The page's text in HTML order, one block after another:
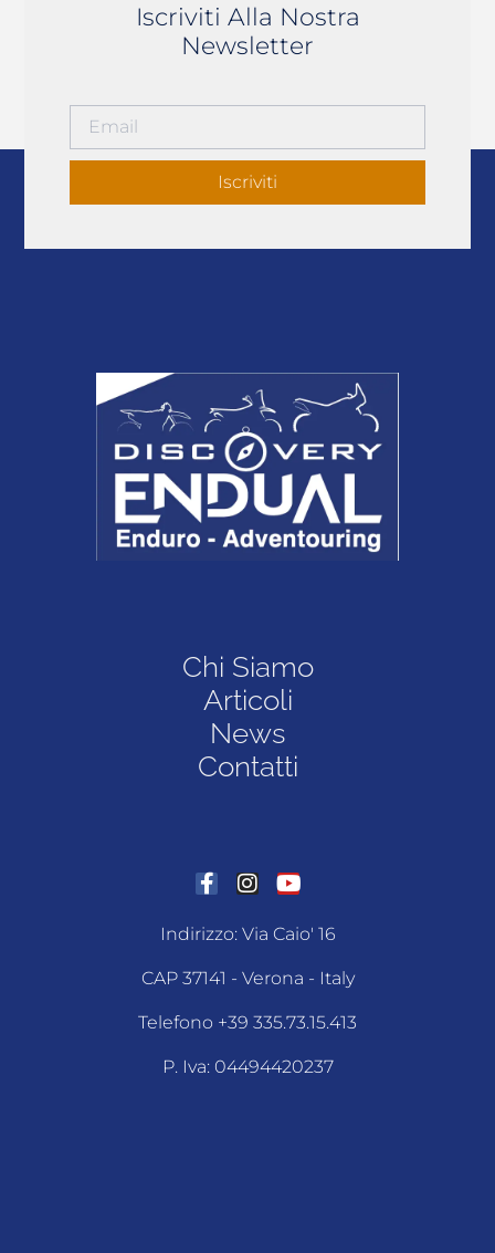
Iscriviti Alla Nostra
Newsletter
Iscriviti
Chi Siamo
Articoli
News
Contatti
Indirizzo: Via Caio' 16
CAP 37141 - Verona - Italy
Telefono +39 335.73.15.413
P. Iva: 04494420237